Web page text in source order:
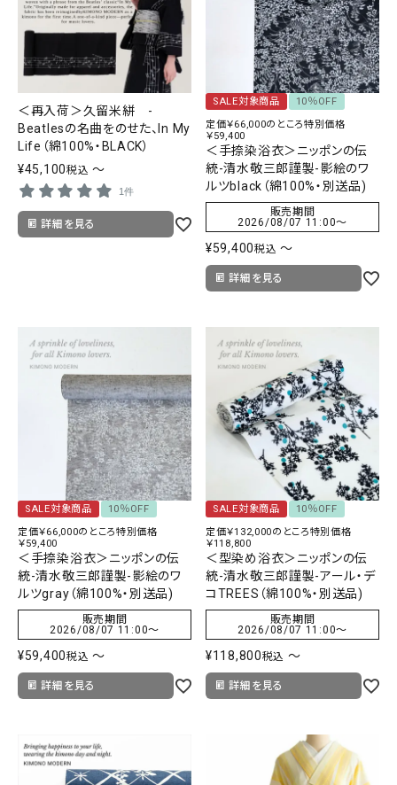
＜再入荷＞久留米絣 -
Beatlesの名曲をのせた、In My
Life（綿100%・BLACK）
¥45,100税込 〜
1件
詳細を見る
SALE対象商品
10％OFF
定価￥66,000のところ特別価格
￥59,400
＜手捺染浴衣＞ニッポンの伝
統-清水敬三郎謹製-影絵のワ
ルツblack（綿100%・別送品)
販売期間
2026/08/07 11:00〜
¥59,400税込 〜
詳細を見る
SALE対象商品
10％OFF
定価￥66,000のところ特別価格
￥59,400
＜手捺染浴衣＞ニッポンの伝
統-清水敬三郎謹製-影絵のワ
ルツgray（綿100%・別送品)
販売期間
2026/08/07 11:00〜
¥59,400税込 〜
詳細を見る
SALE対象商品
10％OFF
定価￥132,000のところ特別価格
￥118,800
＜型染め浴衣＞ニッポンの伝
統-清水敬三郎謹製-アール・デ
コTREES（綿100%・別送品)
販売期間
2026/08/07 11:00〜
¥118,800税込 〜
詳細を見る